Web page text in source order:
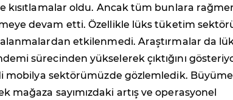
kısıtlamalar oldu. Ancak tüm bunlara
devam etti. Özellikle lüks tüketim
etkilenmedi. Araştırmalar da
sürecinden yükselerek çıktığını
mobilya sektörümüzde gözlemledik. Büyüme
sayımızdaki artış ve operasyonel